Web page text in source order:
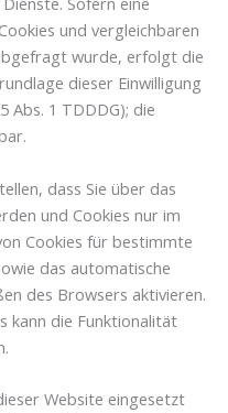
und vergleichbaren
wurde, erfolgt die
dieser Einwilligung
Abs. 1 TDDDG); die
dass Sie über das
und Cookies nur im
Cookies für bestimmte
das automatische
des Browsers aktivieren.
kann die Funktionalität
Website eingesetzt